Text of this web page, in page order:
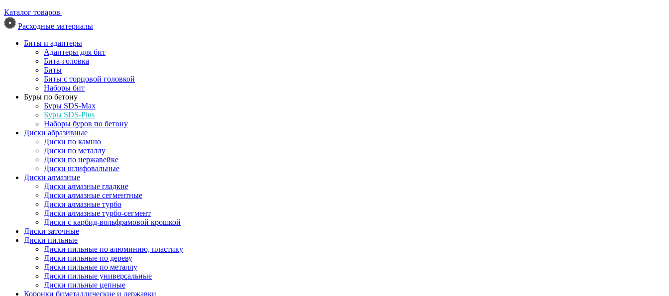
Каталог товаров
Расходные материалы
Биты и адаптеры
Адаптеры для бит
Бита-головка
Биты
Биты с торцовой головкой
Наборы бит
Буры по бетону
Буры SDS-Max
Буры SDS-Plus
Наборы буров по бетону
Диски абразивные
Диски по камню
Диски по металлу
Диски по нержавейке
Диски шлифовальные
Диски алмазные
Диски алмазные гладкие
Диски алмазные сегментные
Диски алмазные турбо
Диски алмазные турбо-сегмент
Диски с карбид-вольфрамовой крошкой
Диски заточные
Диски пильные
Диски пильные по алюминию, пластику
Диски пильные по дереву
Диски пильные по металлу
Диски пильные универсальные
Диски пильные цепные
Коронки биметаллические и державки